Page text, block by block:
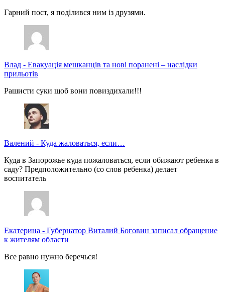
Гарний пост, я поділився ним із друзями.
Влад - Евакуація мешканців та нові поранені – наслідки
прильотів
Рашисти суки щоб вони повиздихали!!!
Валений - Куда жаловаться, если…
Куда в Запорожье куда пожаловаться, если обижают ребенка в
саду? Предположительно (со слов ребенка) делает
воспитатель
Екатерина - Губернатор Виталий Боговин записал обращение
к жителям области
Все равно нужно беречься!